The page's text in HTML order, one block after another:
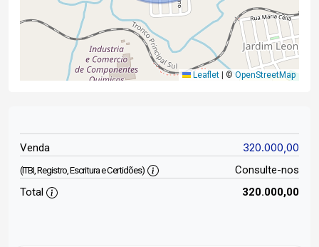
Leaflet © OpenStreetMap
Venda 320.000,00
(ITBI, Registro, Escritura e Certidões)
Consulte-nos
Total
320.000,00